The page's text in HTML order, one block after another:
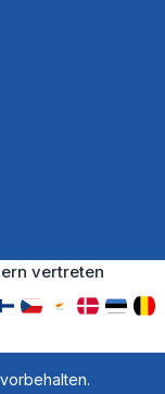
vertreten